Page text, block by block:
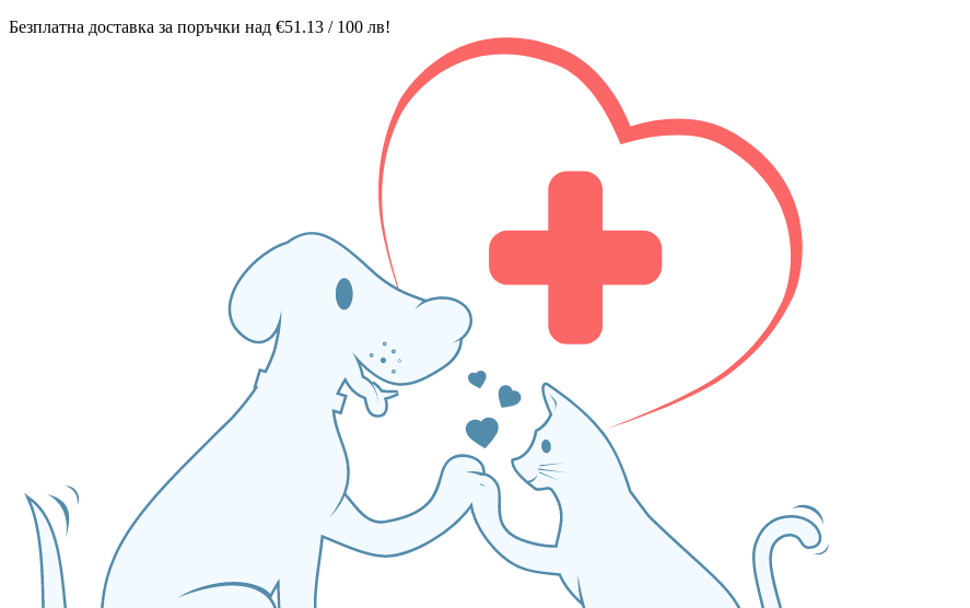
Безплатна доставка за поръчки над €51.13 / 100 лв!